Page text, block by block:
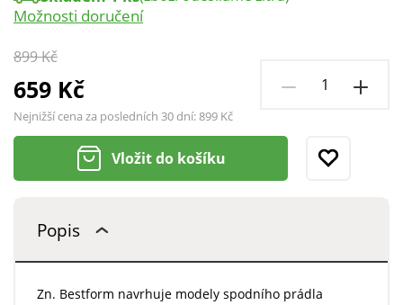
899 Kč
659 Kč
Nejnižší cena za posledních 30 dní:899 Kč
Možnosti doručení
Vložit do košíku
Popis
Zn. Bestform navrhuje modely spodního prádla